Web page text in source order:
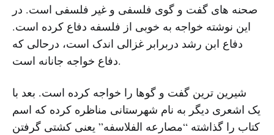
صحنه های گفت و گوی فلسفی و غیر فلسفی است. در
این نوشته خواجه به خوبی از فلسفه دفاع کرده است.
دفاع ابن رشد دربرابر غزالی اندک است، درحالی که
دفاع خواجه جانانه است.
شیرین ترین گفت و گوها را خواجه کرده است. بعد با
یک اشعری دیگر به نام شهرستانی مناظره کرده که اسم
کتاب را گذاشته “مصارعه الفلاسفه” یعنی کشتی گرفتن